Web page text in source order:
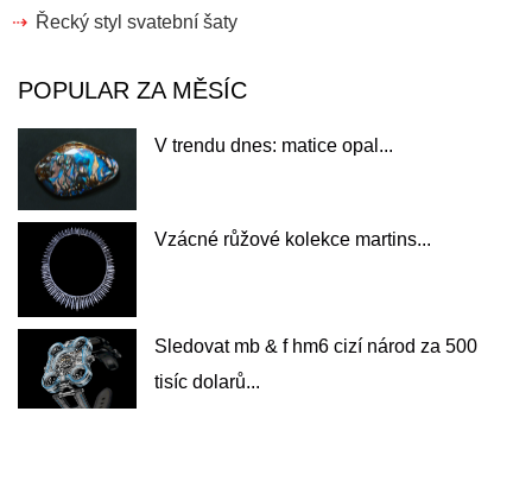
Řecký styl svatební šaty
POPULAR ZA MĚSÍC
V trendu dnes: matice opal...
Vzácné růžové kolekce martins...
Sledovat mb & f hm6 cizí národ za 500
tisíc dolarů...